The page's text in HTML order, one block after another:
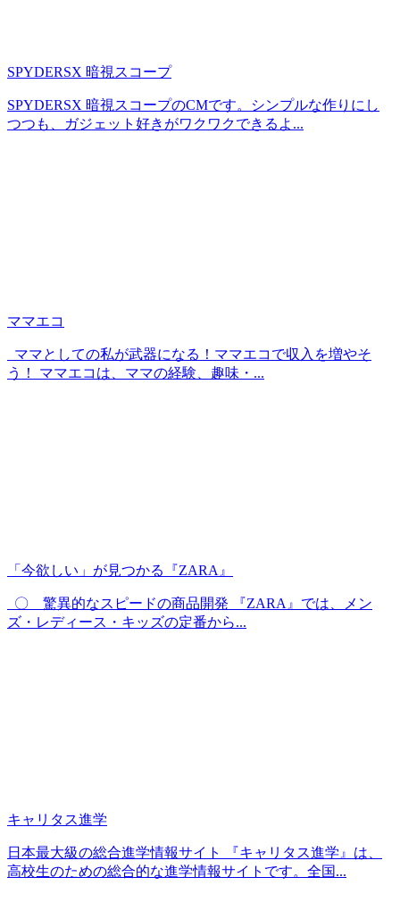
SPYDERSX 暗視スコープ
SPYDERSX 暗視スコープのCMです。シンプルな作りにし
つつも、ガジェット好きがワクワクできるよ...
ママエコ
ママとしての私が武器になる！ママエコで収入を増やそ
う！ ママエコは、ママの経験、趣味・...
「今欲しい」が見つかる『ZARA』
〇 驚異的なスピードの商品開発 『ZARA』では、メン
ズ・レディース・キッズの定番から...
キャリタス進学
日本最大級の総合進学情報サイト 『キャリタス進学』は、
高校生のための総合的な進学情報サイトです。全国...